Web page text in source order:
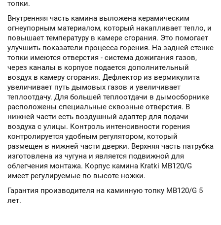
топки.
Внутренняя часть камина выложена керамическим
огнеупорным материалом, который накапливает тепло, и
повышает температуру в камере сгорания. Это помогает
улучшить показатели процесса горения. На задней стенке
топки имеются отверстия - система дожигания газов,
через каналы в корпусе подается дополнительный
воздух в камеру сгорания. Дефлектор из вермикулита
увеличивает путь дымовых газов и увеличивает
теплоотдачу. Для большей теплоотдачи в дымосборнике
расположены специальные сквозные отверстия. В
нижней части есть воздушный адаптер для подачи
воздуха с улицы. Контроль интенсивности горения
контролируется удобным регулятором, который
размещен в нижней части дверки. Верхняя часть патрубка
изготовлена из чугуна и является подвижной для
облегчения монтажа. Корпус камина Kratki MB120/G
имеет регулируемые по высоте ножки.
Гарантия производителя на каминную топку MB120/G 5
лет.